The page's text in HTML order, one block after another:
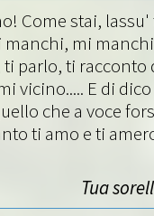
Come stai, lassu'
manchi, mi
ti parlo, ti racconto
vicino..... E di
che a voce
ti amo e ti
Tua